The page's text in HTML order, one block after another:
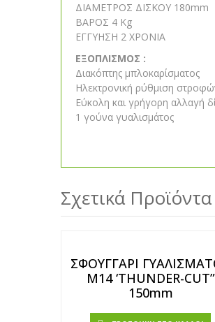
ΔΙΑΜΕΤΡΟΣ ΔΙΣΚΟΥ 180mm
ΒΑΡΟΣ 4 Kg
ΕΓΓΥΗΣΗ 2 ΧΡΟΝIA
ΕΞΟΠΛΙΣΜΟΣ :
Διακόπτης μπλοκαρίσματος
Ηλεκτρονική ρύθμιση
Εύκολη και γρήγορη αλλαγή
1 γούνα γυαλισμάτος
Σχετικά Προϊόντα
ΣΦΟΥΓΓΑΡΙ
Μ14 ‘THUNDER-CUT”
150mm